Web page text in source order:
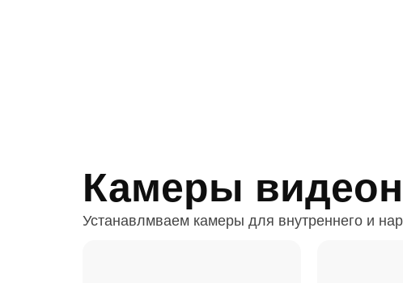
Камеры
Устанавлмваем камеры для внутреннего и